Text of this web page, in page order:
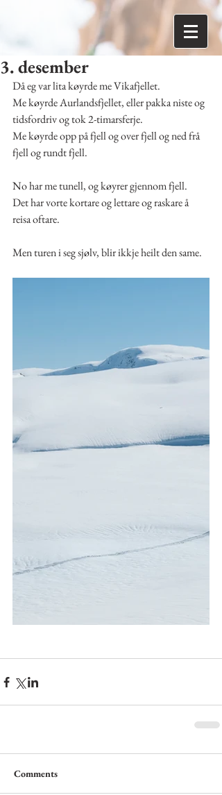
3. desember
Då eg var lita køyrde me Vikafjellet.
Me køyrde Aurlandsfjellet, eller pakka niste og
tidsfordriv og tok 2-timarsferje.
Me køyrde opp på fjell og over fjell og ned frå
fjell og rundt fjell.
No har me tunell, og køyrer gjennom fjell.
Det har vorte kortare og lettare og raskare å
reisa oftare.
Men turen i seg sjølv, blir ikkje heilt den same.
Comments